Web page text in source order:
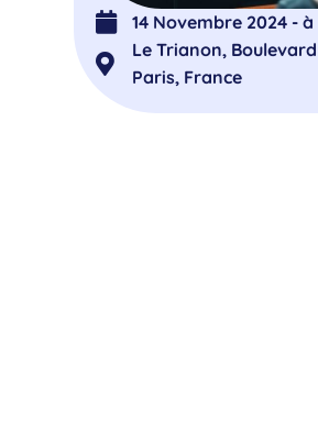
14 Novembre 2024 - à
Le Trianon,
Paris, France